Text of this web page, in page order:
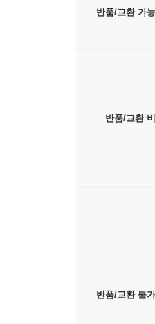
반품/교환 가
반품/교환
반품/교환 불